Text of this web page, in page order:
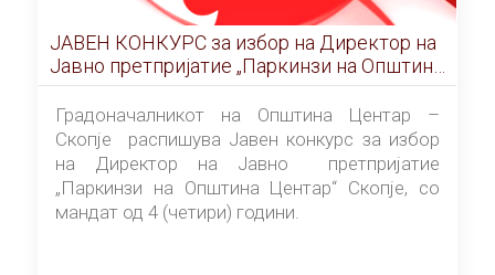
ЈАВЕН КОНКУРС за избор на Директор на
Јавно претпријатие „Паркинзи на Општина
Центар“ – Скопје
Градоначалникот на Општина Центар –
Скопје распишува Јавен конкурс за избор
на Директор на Јавно претпријатие
„Паркинзи на Општина Центар“ Скопје, со
мандат од 4 (четири) години.